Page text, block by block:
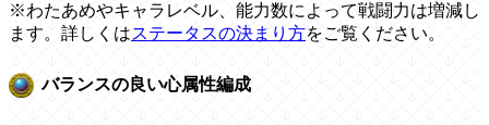
※わたあめやキャラレベル、能力数によって戦闘力は増減し
ます。詳しくはステータスの決まり方をご覧ください。
バランスの良い心属性編成